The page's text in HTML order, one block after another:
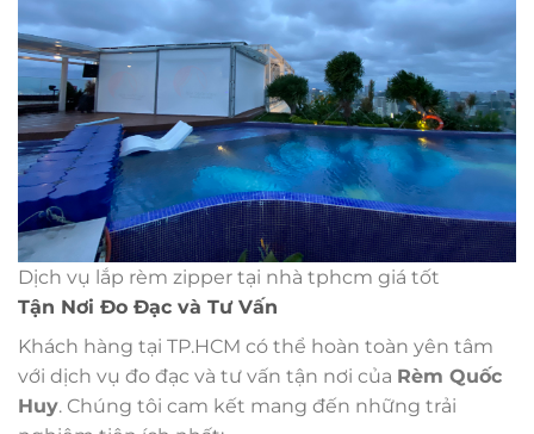
Dịch vụ lắp rèm zipper tại nhà tphcm giá tốt
Tận Nơi Đo Đạc và Tư Vấn
Khách hàng tại TP.HCM có thể hoàn toàn yên tâm
với dịch vụ đo đạc và tư vấn tận nơi của Rèm Quốc
Huy. Chúng tôi cam kết mang đến những trải